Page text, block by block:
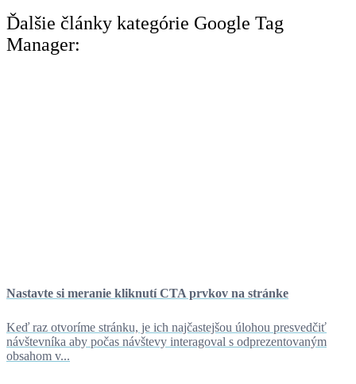
Ďalšie články kategórie Google Tag
Manager:
Nastavte si meranie kliknutí CTA prvkov na stránke
Keď raz otvoríme stránku, je ich najčastejšou úlohou presvedčiť
návštevníka aby počas návštevy interagoval s odprezentovaným
obsahom v...